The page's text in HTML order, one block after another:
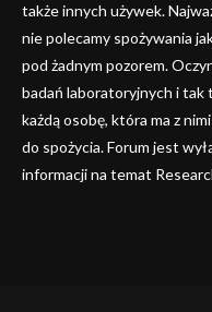
także innych używek.
nie polecamy spożywania
pod żadnym pozorem.
badań laboratoryjnych i
każdą osobę, która ma z
do spożycia. Forum jest
informacji na temat